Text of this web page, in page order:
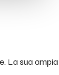
La sua